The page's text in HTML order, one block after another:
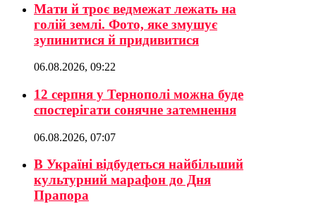
Мати й троє ведмежат лежать на
голій землі. Фото, яке змушує
зупинитися й придивитися
06.08.2026, 09:22
12 серпня у Тернополі можна буде
спостерігати сонячне затемнення
06.08.2026, 07:07
В Україні відбудеться найбільший
культурний марафон до Дня
Прапора